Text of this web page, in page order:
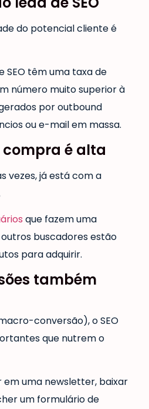
do potencial cliente é
SEO têm uma taxa de
número muito superior à
por outbound
ou e-mail em massa.
é alta
vezes, já está com a
que fazem uma
buscadores estão
para adquirir.
também
conversão), o SEO
que nutrem o
em uma newsletter, baixar
um formulário de